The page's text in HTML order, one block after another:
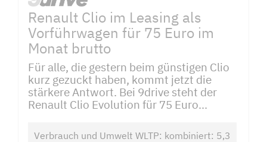
Renault Clio im Leasing als
Vorführwagen für 75 Euro im
Monat brutto
Für alle, die gestern beim günstigen Clio
kurz gezuckt haben, kommt jetzt die
stärkere Antwort. Bei 9drive steht der
Renault Clio Evolution für 75 Euro...
Verbrauch und Umwelt WLTP: kombiniert: 5,3